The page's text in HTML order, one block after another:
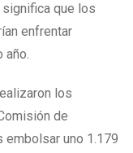
que los
enfrentar
año.
los
de
uno 1.179